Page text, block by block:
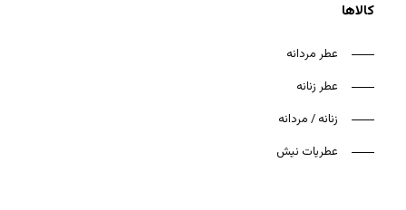
هیچ محصولی در سبد خرید نیست.
کالاها
عطر مردانه
عطر زنانه
زنانه / مردانه
عطریات نیش